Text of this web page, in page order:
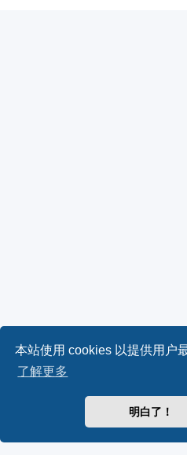
本站使用 cookies 以提供用户
了解更多
明白了！